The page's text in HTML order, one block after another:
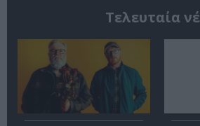
Τελευταία